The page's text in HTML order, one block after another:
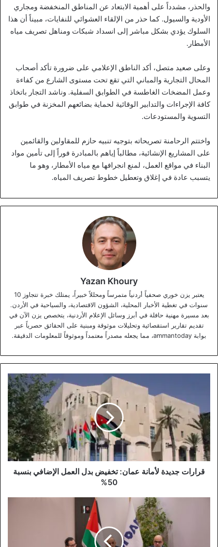
والحذر، مشدداً على أهمية الابتعاد عن المناطق المنخفضة ومجاري
الأودية والسيول. كما حذر من الإلقاء العشوائي للنفايات، مبيناً أن هذا
السلوك يؤدي بشكل مباشر إلى انسداد شبكات ومناهل تصريف مياه
الأمطار.
وعلى صعيد متصل، أكد الناطق الإعلامي على ضرورة تأكد أصحاب
المحال التجارية والمباني التي تقع تحت مستوى الشارع من كفاءة
وعمل المضخات الغاطسة في الطوابق السفلية. وناشد التجار باتخاذ
كافة الإجراءات والتدابير الوقائية لحماية بضائعهم المخزنة في طوابق
التسوية والمستودعات.
واختتم الرحامنة تصريحاته بتوجيه تنبيه حازم للمقاولين والقائمين
على المشاريع الإنشائية، مطالباً إياهم بالمبادرة فوراً إلى تأمين مواد
البناء في مواقع العمل، لمنع انجرافها مع مياه الأمطار، وهو ما
يتسبب عادة في إغلاق وتعطيل خطوط تصريف المياه.
Yazan Khoury
يعتبر يزن خوري صحفياً أردنياً متمرساً ومحللاً خبيراً، يمتلك خبرة تتجاوز 10
سنوات في تغطية الأخبار المحلية، الشؤون الاقتصادية، والسياحية في الأردن.
بعد مسيرة مهنية حافلة في أبرز وسائل الإعلام الأردنية، يتخصص يزن الآن في
تقديم تقارير استقصائية وتحليلات موثوقة ومبنية على الحقائق حصرياً عبر
بوابة ammantoday، مما يجعله مصدراً معتمداً وموثوقاً للمعلومات الدقيقة.
عمان:
تخفيض
بدل
العمل
الإضافي
بنسبة
50%قرارات جديدة لأمانة عمان: تخفيض بدل العمل الإضافي بنسبة
50%